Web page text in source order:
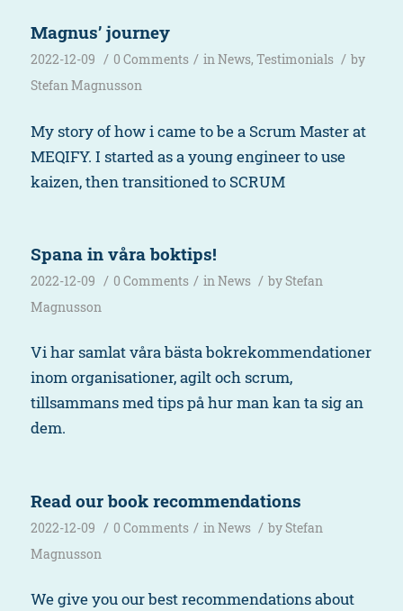
Magnus’ journey
2022-12-09 / 0 Comments / inNews, Testimonials / by
Stefan Magnusson
My story of how i came to be a Scrum Master at
MEQIFY. I started as a young engineer to use
kaizen, then transitioned to SCRUM
Spana in våra boktips!
2022-12-09 / 0 Comments / inNews / by Stefan
Magnusson
Vi har samlat våra bästa bokrekommendationer
inom organisationer, agilt och scrum,
tillsammans med tips på hur man kan ta sig an
dem.
Read our book recommendations
2022-12-09 / 0 Comments / inNews / by Stefan
Magnusson
We give you our best recommendations about